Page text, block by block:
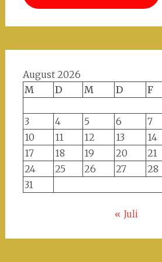
August 2026
M
D M D F
3
4 5 6 7
10
11 12 13 14
17
18 19 20 21
24
25 26 27 28
31
« Juli